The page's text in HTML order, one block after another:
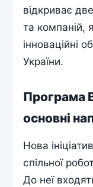
відкриває
та компаній,
інноваційні
України.
Програма
основні
Нова
спільної
До неї